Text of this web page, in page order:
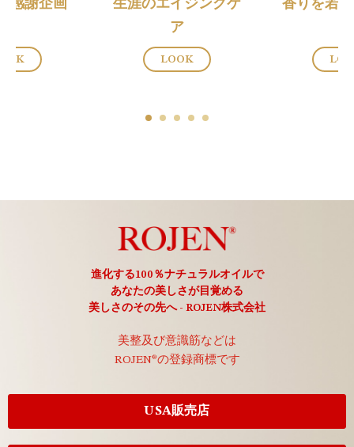
感謝企画
生涯のエイジングケ
ア
LOOK
香りを若
進化する100％ナチュラルオイルで
あなたの美しさが目覚める
美しさのその先へ - ROJEN株式会社
美整及び意識筋などは
ROJEN®の登録商標です
USA販売店